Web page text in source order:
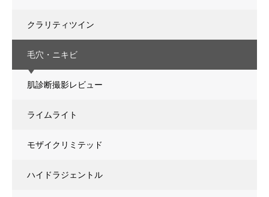
クラリティツイン
毛穴・ニキビ
肌診断撮影レビュー
ライムライト
モザイクリミテッド
ハイドラジェントル